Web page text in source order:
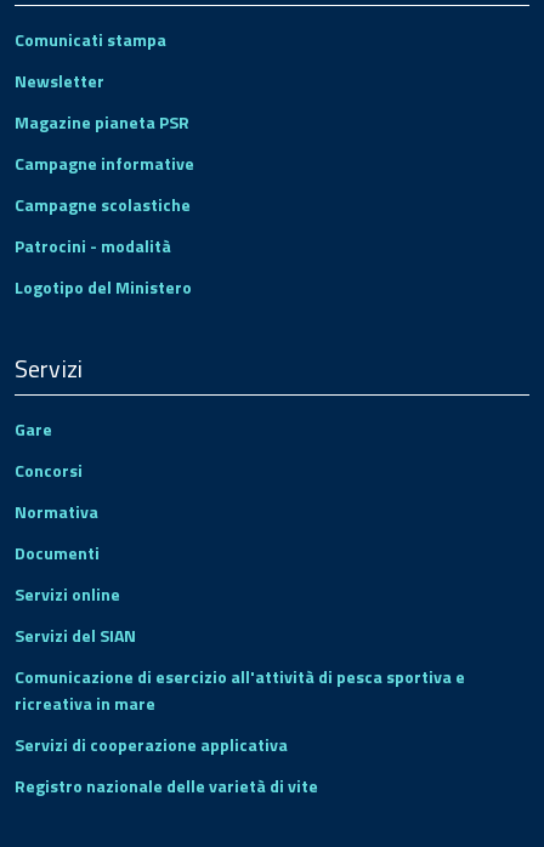
Comunicati stampa
Newsletter
Magazine pianeta PSR
Campagne informative
Campagne scolastiche
Patrocini - modalità
Logotipo del Ministero
Servizi
Gare
Concorsi
Normativa
Documenti
Servizi online
Servizi del SIAN
Comunicazione di esercizio all'attività di pesca sportiva e
ricreativa in mare
Servizi di cooperazione applicativa
Registro nazionale delle varietà di vite